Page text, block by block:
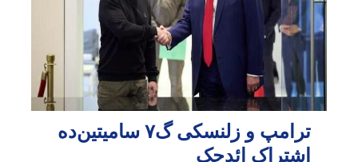
ترامپ و زلنسکی گ۷ سامیتین‌ده
اشتراک ائد‌جک